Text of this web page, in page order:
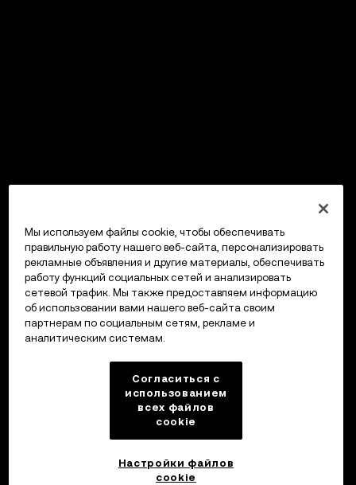
Мы используем файлы cookie, чтобы обеспечивать
правильную работу нашего веб-сайта, персонализировать
рекламные объявления и другие материалы, обеспечивать
работу функций социальных сетей и анализировать
сетевой трафик. Мы также предоставляем информацию
об использовании вами нашего веб-сайта своим
партнерам по социальным сетям, рекламе и
аналитическим системам.
Согласиться с
использованием
всех файлов
cookie
Настройки файлов
cookie